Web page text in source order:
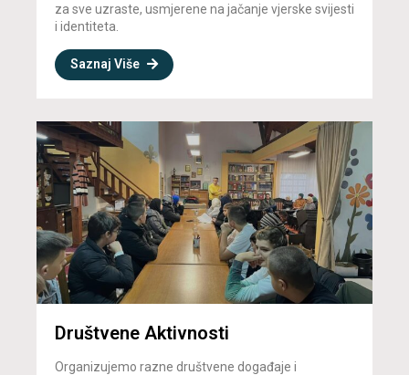
za sve uzraste, usmjerene na jačanje vjerske svijesti
i identiteta.
Saznaj Više
Društvene Aktivnosti
Organizujemo razne društvene događaje i